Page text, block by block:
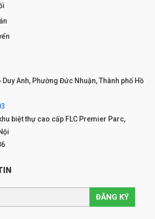
Anh, Phường Đức Nhuận, Thành phố Hồ
biệt thự cao cấp FLC Premier Parc,